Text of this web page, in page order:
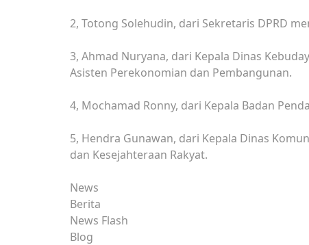
‎2, Totong Solehudin, dari Sekretaris DPRD
3, Ahmad Nuryana, dari Kepala Dinas
Asisten Perekonomian dan Pembangunan.
4, Mochamad Ronny, dari Kepala Badan
5, Hendra Gunawan, dari Kepala Dinas
dan Kesejahteraan Rakyat.
News
Berita
News Flash
Blog